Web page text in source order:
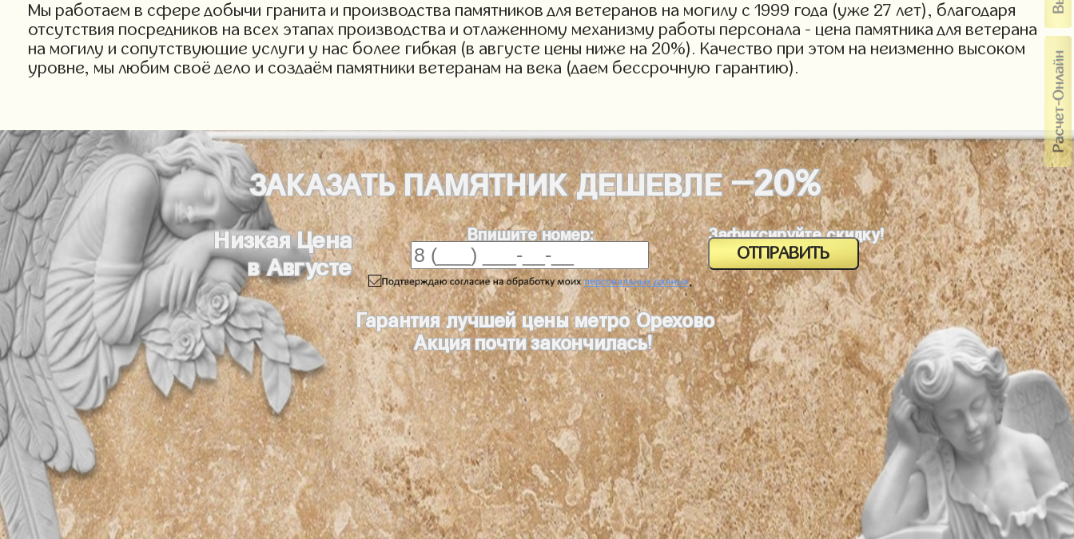
Мы работаем в сфере добычи гранита и производства памятников для ветеранов на могилу с 1999 года (уже 27 лет), благодаря
отсутствия посредников на всех этапах производства и отлаженному механизму работы персонала - цена памятника для ветерана
на могилу и сопутствующие услуги у нас более гибкая (в августе цены ниже на 20%). Качество при этом на неизменно высоком
уровне, мы любим своё дело и создаём памятники ветеранам на века (даем бессрочную гарантию).
ЗАКАЗАТЬПАМЯТНИКДЕШЕВЛЕ-20%
Низкая Цена
в Августе
Впишите номер:
.
Зафиксируйте скидку!
Гарантия лучшей цены метро Орехово
Акция почти закончилась!